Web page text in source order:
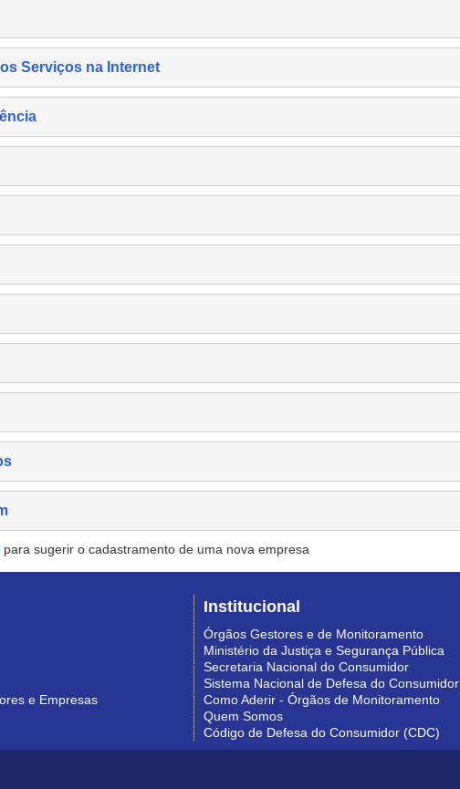
Serviços na Internet
para sugerir o cadastramento de uma nova empresa
e Empresas
Institucional
Órgãos Gestores e de Monitoramento
Ministério da Justiça e Segurança Pública
Secretaria Nacional do Consumidor
Sistema Nacional de Defesa do Consumidor
Como Aderir - Órgãos de Monitoramento
Quem Somos
Código de Defesa do Consumidor (CDC)